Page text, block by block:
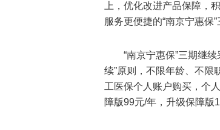
上，优化改进产品保障，
服务更便捷的“南京宁惠保
“南京宁惠保”三期继
续”原则，不限年龄、不限
工医保个人账户购买，个
障版99元/年，升级保障版